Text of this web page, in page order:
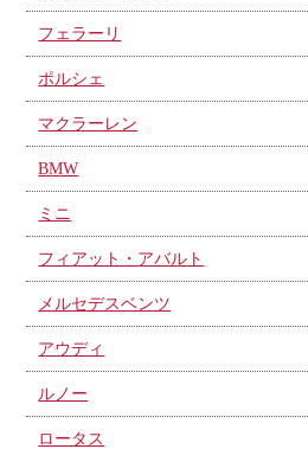
フェラーリ
ポルシェ
マクラーレン
BMW
ミニ
フィアット・アバルト
メルセデスベンツ
アウディ
ルノー
ロータス